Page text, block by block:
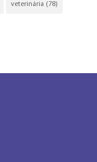
veterinária (78)